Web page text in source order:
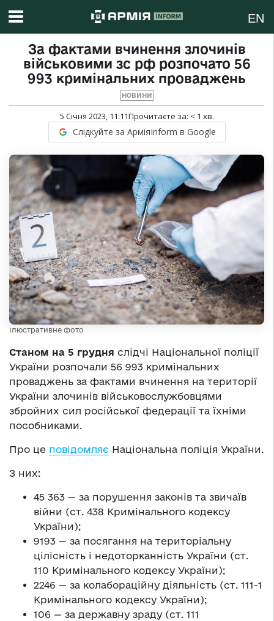
EN
За фактами вчинення злочинів
військовими зс рф розпочато 56
993 кримінальних проваджень
НОВИНИ
5 Січня 2023, 11:11Прочитаєте за: < 1 хв.
Слідкуйте за АрміяInform в Google
Ілюстративне фото
Станом на 5 грудня слідчі Національної поліції
України розпочали 56 993 кримінальних
проваджень за фактами вчинення на території
України злочинів військовослужбовцями
збройних сил російської федерації та їхніми
пособниками.
Про це повідомляє Національна поліція України.
З них:
45 363 — за порушення законів та звичаїв
війни (ст. 438 Кримінального кодексу
України);
9193 — за посягання на територіальну
цілісність і недоторканність України (ст.
110 Кримінального кодексу України);
2246 — за колабораційну діяльність (ст. 111-1
Кримінального кодексу України);
106 — за державну зраду (ст. 111